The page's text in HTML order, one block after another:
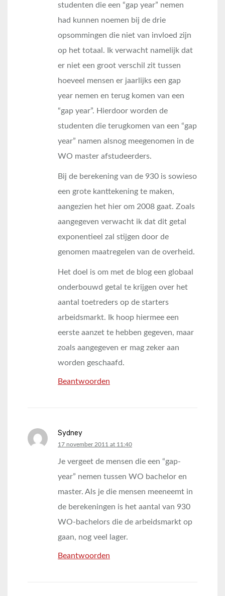
studenten die een “gap year” nemen
had kunnen noemen bij de drie
opsommingen die niet van invloed zijn
op het totaal. Ik verwacht namelijk dat
er niet een groot verschil zit tussen
hoeveel mensen er jaarlijks een gap
year nemen en terug komen van een
“gap year”. Hierdoor worden de
studenten die terugkomen van een “gap
year” namen alsnog meegenomen in de
WO master afstudeerders.
Bij de berekening van de 930 is sowieso
een grote kanttekening te maken,
aangezien het hier om 2008 gaat. Zoals
aangegeven verwacht ik dat dit getal
exponentieel zal stijgen door de
genomen maatregelen van de overheid.
Het doel is om met de blog een globaal
onderbouwd getal te krijgen over het
aantal toetreders op de starters
arbeidsmarkt. Ik hoop hiermee een
eerste aanzet te hebben gegeven, maar
zoals aangegeven er mag zeker aan
worden geschaafd.
Beantwoorden
Sydney
says:
17 november 2011 at 11:40
Je vergeet de mensen die een “gap-
year” nemen tussen WO bachelor en
master. Als je die mensen meeneemt in
de berekeningen is het aantal van 930
WO-bachelors die de arbeidsmarkt op
gaan, nog veel lager.
Beantwoorden